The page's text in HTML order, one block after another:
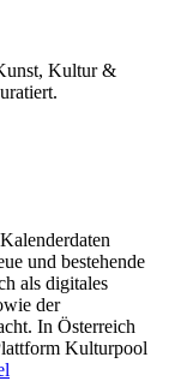
Kultur &
und bestehende
als digitales
der
In Österreich
Kulturpool